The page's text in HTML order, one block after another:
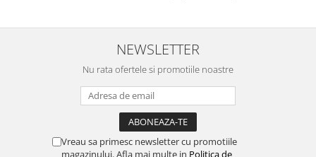
indrumat pas cu pas si mi-a
atras atentia ca nu era
conectat cablul de video de la
rânduri. Foarte serviabili,
livrare rapidă, suport tehnic,
totul impecabil, o să revin la ei
și pentru vi...
NEWSLETTER
Nu rata ofertele si promotiile noastre
Vreau sa primesc newsletter cu promotiile
magazinului. Afla mai multe in Politica de